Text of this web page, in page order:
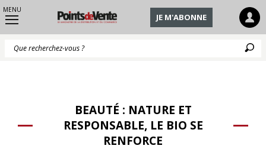
MENU
JE M'ABONNE
BEAUTÉ : NATURE ET
RESPONSABLE, LE BIO SE
RENFORCE